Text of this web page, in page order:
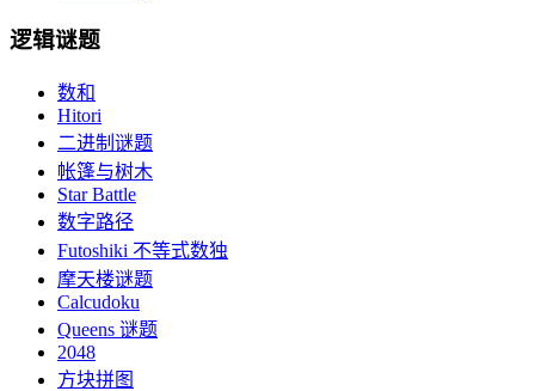
逻辑谜题
数和
Hitori
二进制谜题
帐篷与树木
Star Battle
数字路径
Futoshiki 不等式数独
摩天楼谜题
Calcudoku
Queens 谜题
2048
方块拼图